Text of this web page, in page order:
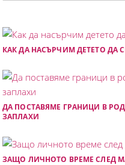
КАК ДА НАСЪРЧИМ ДЕТЕТО ДА
ДА ПОСТАВЯМЕ ГРАНИЦИ В
ЗАПЛАХИ
ЗАЩО ЛИЧНОТО ВРЕМЕ СЛЕД